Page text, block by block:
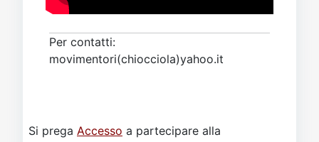
Per contatti:
movimentori(chiocciola)yahoo.it
Si prega Accesso a partecipare alla